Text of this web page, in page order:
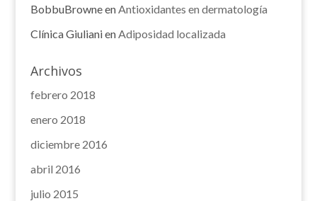
BobbuBrowneen Antioxidantes en dermatología
Clínica Giulianien Adiposidad localizada
Archivos
febrero 2018
enero 2018
diciembre 2016
abril 2016
julio 2015